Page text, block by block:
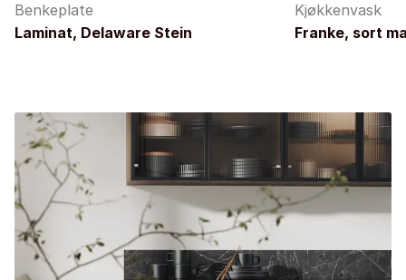
Benkeplate
Laminat, Delaware Stein
Kjøkkenvask
Franke, sort